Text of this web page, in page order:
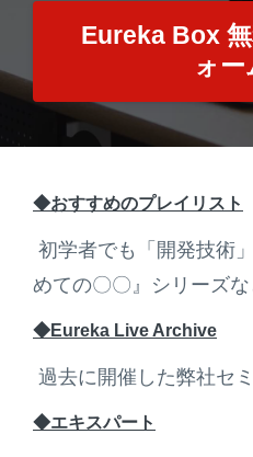
Eureka Box
ォー
◆おすすめのプレイリスト
初学者でも「開発技術
めての〇〇』シリーズ
◆Eureka Live Archive
過去に開催した弊社セ
◆エキスパート